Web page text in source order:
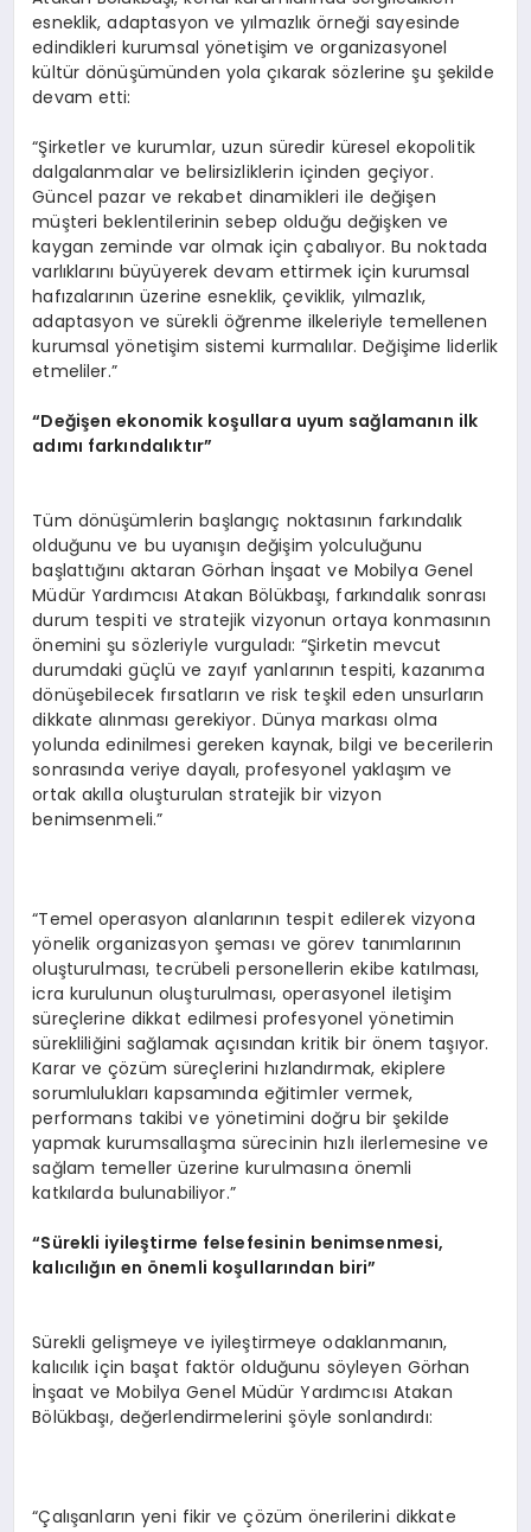
esneklik, adaptasyon ve yılmazlık örneği sayesinde
edindikleri kurumsal yönetişim ve organizasyonel
kültür dönüşümünden yola çıkarak sözlerine şu şekilde
devam etti:
“Şirketler ve kurumlar, uzun süredir küresel ekopolitik
dalgalanmalar ve belirsizliklerin içinden geçiyor.
Güncel pazar ve rekabet dinamikleri ile değişen
müşteri beklentilerinin sebep olduğu değişken ve
kaygan zeminde var olmak için çabalıyor. Bu noktada
varlıklarını büyüyerek devam ettirmek için kurumsal
hafızalarının üzerine esneklik, çeviklik, yılmazlık,
adaptasyon ve sürekli öğrenme ilkeleriyle temellenen
kurumsal yönetişim sistemi kurmalılar. Değişime liderlik
etmeliler.”
“Değişen ekonomik koşullara uyum sağlamanın ilk
adımı farkındalıktır”
Tüm dönüşümlerin başlangıç noktasının farkındalık
olduğunu ve bu uyanışın değişim yolculuğunu
başlattığını aktaran Görhan İnşaat ve Mobilya Genel
Müdür Yardımcısı Atakan Bölükbaşı, farkındalık sonrası
durum tespiti ve stratejik vizyonun ortaya konmasının
önemini şu sözleriyle vurguladı: “Şirketin mevcut
durumdaki güçlü ve zayıf yanlarının tespiti, kazanıma
dönüşebilecek fırsatların ve risk teşkil eden unsurların
dikkate alınması gerekiyor. Dünya markası olma
yolunda edinilmesi gereken kaynak, bilgi ve becerilerin
sonrasında veriye dayalı, profesyonel yaklaşım ve
ortak akılla oluşturulan stratejik bir vizyon
benimsenmeli.”
“Temel operasyon alanlarının tespit edilerek vizyona
yönelik organizasyon şeması ve görev tanımlarının
oluşturulması, tecrübeli personellerin ekibe katılması,
icra kurulunun oluşturulması, operasyonel iletişim
süreçlerine dikkat edilmesi profesyonel yönetimin
sürekliliğini sağlamak açısından kritik bir önem taşıyor.
Karar ve çözüm süreçlerini hızlandırmak, ekiplere
sorumlulukları kapsamında eğitimler vermek,
performans takibi ve yönetimini doğru bir şekilde
yapmak kurumsallaşma sürecinin hızlı ilerlemesine ve
sağlam temeller üzerine kurulmasına önemli
katkılarda bulunabiliyor.”
“Sürekli iyileştirme felsefesinin benimsenmesi,
kalıcılığın en önemli koşullarından biri”
Sürekli gelişmeye ve iyileştirmeye odaklanmanın,
kalıcılık için başat faktör olduğunu söyleyen Görhan
İnşaat ve Mobilya Genel Müdür Yardımcısı Atakan
Bölükbaşı, değerlendirmelerini şöyle sonlandırdı:
“Çalışanların yeni fikir ve çözüm önerilerini dikkate